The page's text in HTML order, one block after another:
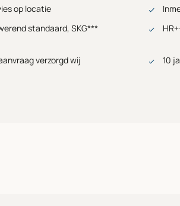
op locatie
standaard, SKG***
verzorgd wij 10